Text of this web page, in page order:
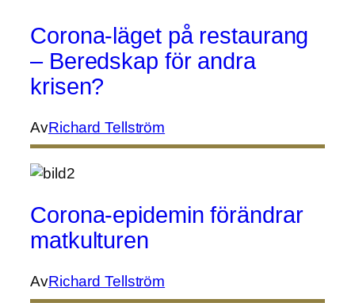
Corona-läget på restaurang
– Beredskap för andra
krisen?
AvRichard Tellström
Corona-epidemin förändrar
matkulturen
AvRichard Tellström